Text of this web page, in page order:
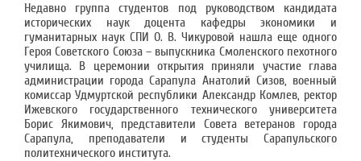
Недавно группа студентов под руководством кандидата
исторических наук доцента кафедры экономики и
гуманитарных наук СПИ О. В. Чикуровой нашла еще одного
Героя Советского Союза – выпускника Смоленского пехотного
училища. В церемонии открытия приняли участие глава
администрации города Сарапула Анатолий Сизов, военный
комиссар Удмуртской республики Александр Комлев, ректор
Ижевского государственного технического университета
Борис Якимович, представители Совета ветеранов города
Сарапула, преподаватели и студенты Сарапульского
политехнического института.